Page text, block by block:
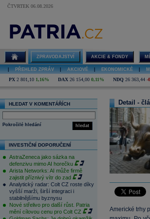
ČTVRTEK 06.08.2026
ZPRAVODAJSTVÍ AKCIE & FONDY
PŘEHLED ZPRÁV AKCIOVÉ EKONOMICKÉ
PX 2 801,10 1,16% DAX 26 154,00 0,11% NDQ 26 363,44 -
HLEDAT V KOMENTÁŘÍCH
hledat
Pokročilé hledání
INVESTIČNÍ DOPORUČENÍ
AstraZeneca jako sázka na
defenzivu mimo AI horečku
Arista Networks: AI může firmě
zajistit příznivý vítr do zad
Analytický radar: Colt CZ roste díky
vyšší marži, širší integraci i
stabilnějšímu byznysu
Nové střelivo pro další růst. Patria
mění cílovou cenu pro Colt CZ
Detail -
Americké trhy